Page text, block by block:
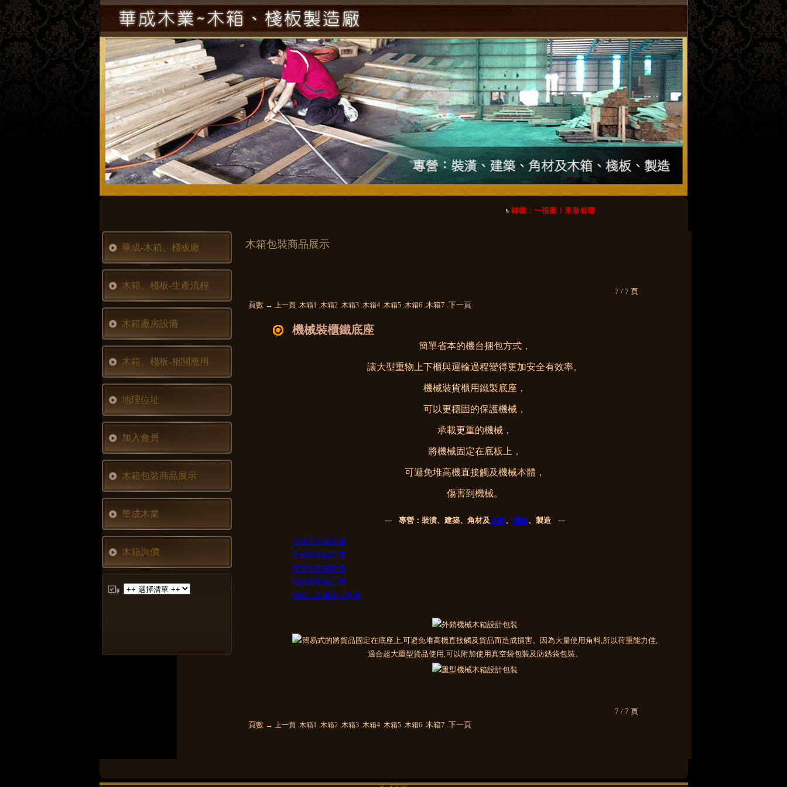
轉載：一張圖！來看看哪些木棧板最好不要用？
華成-木箱、棧板廠
木箱、棧板-生產流程
木箱廠房設備
木箱、棧板-相關應用
地理位址
加入會員
木箱包裝商品展示
華成木業
木箱詢價
木箱包裝商品展示
7 / 7 頁
頁數 → 上一頁.木箱1 .木箱2.木箱3.木箱4.木箱5.木箱6.木箱7 .下一頁
機械裝櫃鐵底座
簡單省本的機台捆包方式，
讓大型重物上下櫃與運輸過程變得更加安全有效率。
機械裝貨櫃用鐵製底座，
可以更穩固的保護機械，
承載更重的機械，
將機械固定在底板上，
可避免堆高機直接觸及機械本體，
傷害到機械。
--- 專營：裝潢、建築、角材及木箱、 棧板、製造 ---
合板密木箱詢價
零件密木箱詢價
重型密木箱詢價
螺絲密木箱詢價
條箱〈木柵箱〉詢價
7 / 7 頁
頁數 → 上一頁.木箱1 .木箱2.木箱3.木箱4.木箱5.木箱6.木箱7 .下一頁